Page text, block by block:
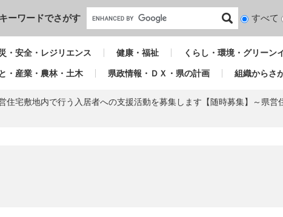
本文へ
キーワードでさがす
検
対
すべて
・安全・レジリエンス 健康・福祉 くらし・環境・グリーン
・産業・農林・土木 県政情報・ＤＸ・県の計画 組織からさ
住宅敷地内で行う入居者への支援活動を募集します【随時募集】～県